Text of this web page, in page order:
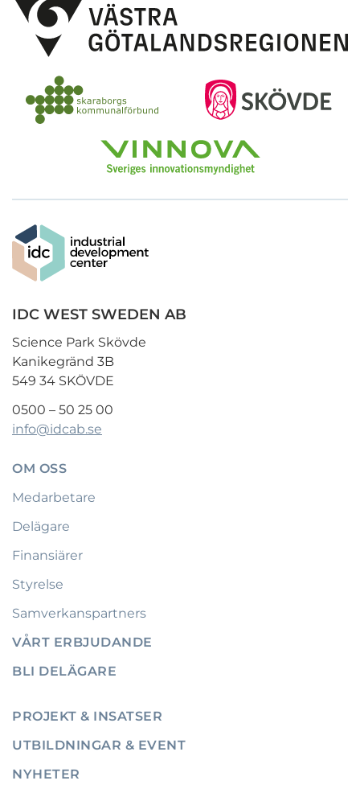
IDC WEST SWEDEN AB
Science Park Skövde
Kanikegränd 3B
549 34 SKÖVDE
0500 – 50 25 00
info@idcab.se
OM OSS
Medarbetare
Delägare
Finansiärer
Styrelse
Samverkanspartners
VÅRT ERBJUDANDE
BLI DELÄGARE
PROJEKT & INSATSER
UTBILDNINGAR & EVENT
NYHETER